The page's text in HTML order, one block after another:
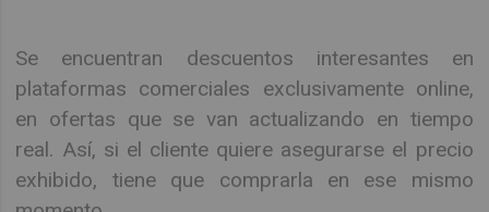
Se encuentran descuentos interesantes en
plataformas comerciales exclusivamente online,
en ofertas que se van actualizando en tiempo
real. Así, si el cliente quiere asegurarse el precio
exhibido, tiene que comprarla en ese mismo